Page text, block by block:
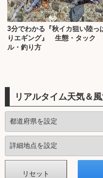
3分でわかる『秋イカ狙い陸っ
りエギング』 生態・タック
ル・釣り方
リアルタイム天気＆